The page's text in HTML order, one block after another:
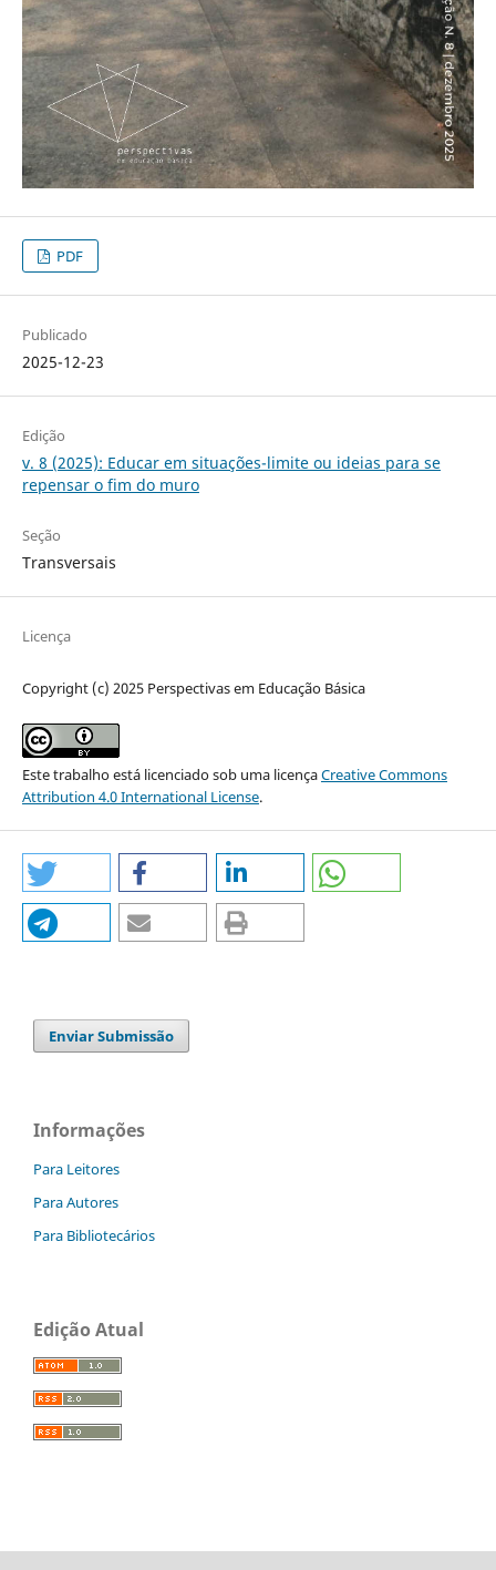
PDF
Publicado
2025-12-23
Edição
v. 8 (2025): Educar em situações-limite ou ideias para se
repensar o fim do muro
Seção
Transversais
Licença
Copyright (c) 2025 Perspectivas em Educação Básica
Este trabalho está licenciado sob uma licençaCreative Commons
Attribution 4.0 International License.
Enviar Submissão
Informações
Para Leitores
Para Autores
Para Bibliotecários
Edição Atual